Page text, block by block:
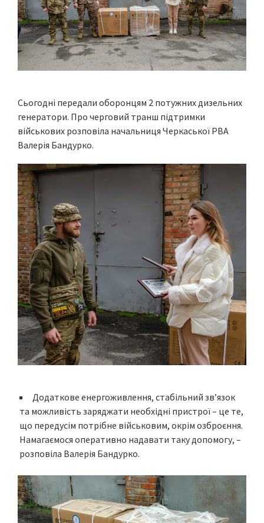
Сьогодні передали оборонцям 2 потужних дизельних
генератори. Про черговий транш підтримки
військових розповіла начальниця Черкаської РВА
Валерія Бандурко.
Додаткове енергоживлення, стабільний зв’язок
та можливість заряджати необхідні пристрої – це те,
що передусім потрібне військовим, окрім озброєння.
Намагаємося оперативно надавати таку допомогу, –
розповіла Валерія Бандурко.